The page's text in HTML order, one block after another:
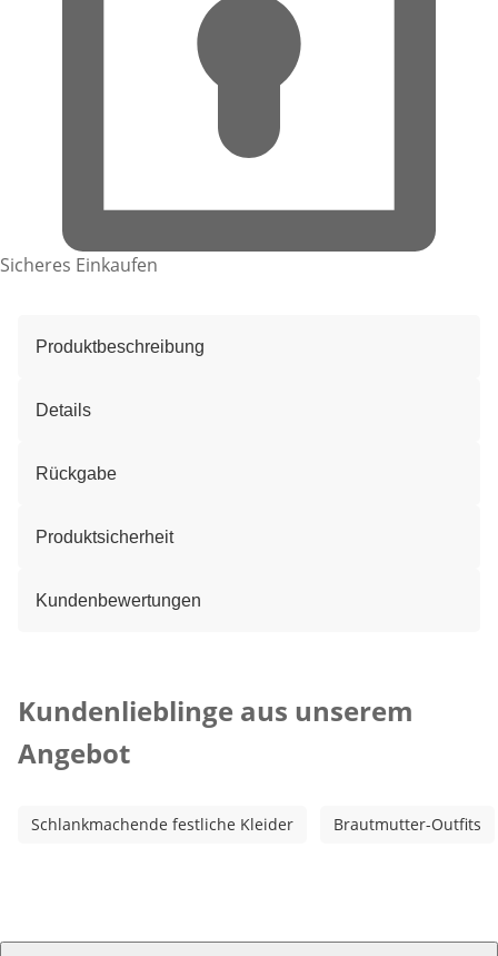
Sicheres Einkaufen
Produktbeschreibung
Details
Rückgabe
Produktsicherheit
Kundenbewertungen
Kundenlieblinge aus unserem
Angebot
Schlankmachende festliche Kleider Brautmutter-Outfits